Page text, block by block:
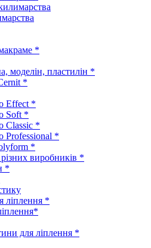
*
моделін, пластилін *
*
Effect *
Soft *
Classic *
Professional *
*
виробників *
*
ліплення *
для ліплення *